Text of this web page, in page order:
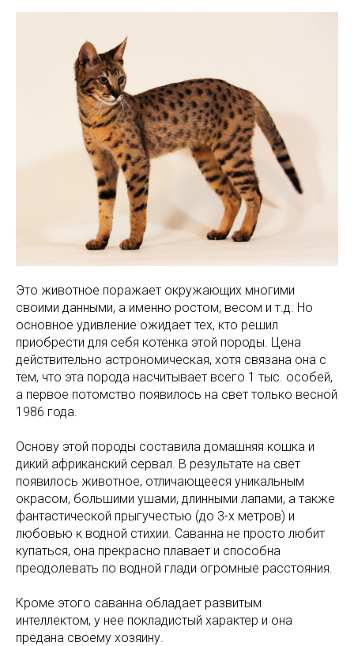
Это животное поражает окружающих многими
своими данными, а именно ростом, весом и т.д. Но
основное удивление ожидает тех, кто решил
приобрести для себя котенка этой породы. Цена
действительно астрономическая, хотя связана она с
тем, что эта порода насчитывает всего 1 тыс. особей,
а первое потомство появилось на свет только весной
1986 года.
Основу этой породы составила домашняя кошка и
дикий африканский сервал. В результате на свет
появилось животное, отличающееся уникальным
окрасом, большими ушами, длинными лапами, а также
фантастической прыгучестью (до 3-х метров) и
любовью к водной стихии. Саванна не просто любит
купаться, она прекрасно плавает и способна
преодолевать по водной глади огромные расстояния.
Кроме этого саванна обладает развитым
интеллектом, у нее покладистый характер и она
предана своему хозяину.